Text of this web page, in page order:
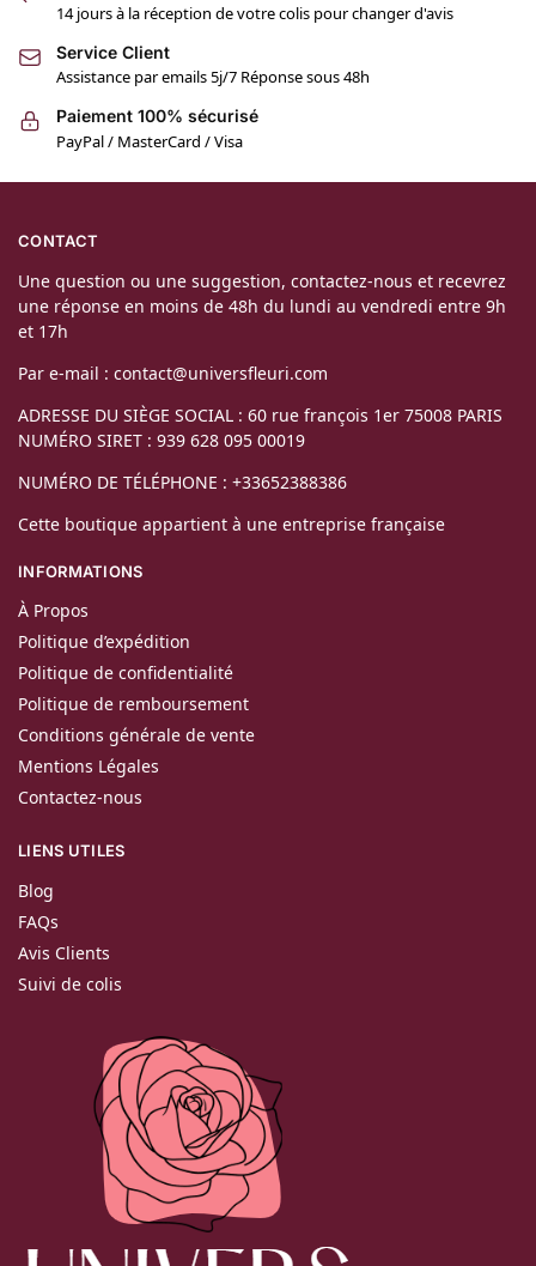
14 jours à la réception de votre colis pour changer d'avis
Service Client
Assistance par emails 5j/7 Réponse sous 48h
Paiement 100% sécurisé
PayPal / MasterCard / Visa
CONTACT
Une question ou une suggestion, contactez-nous et recevrez
une réponse en moins de 48h du lundi au vendredi entre 9h
et 17h
Par e-mail : contact@universfleuri.com
ADRESSE DU SIÈGE SOCIAL : 60 rue françois 1er 75008 PARIS
NUMÉRO SIRET : 939 628 095 00019
NUMÉRO DE TÉLÉPHONE : +33652388386
Cette boutique appartient à une entreprise française
INFORMATIONS
À Propos
Politique d’expédition
Politique de confidentialité
Politique de remboursement
Conditions générale de vente
Mentions Légales
Contactez-nous
LIENS UTILES
Blog
FAQs
Avis Clients
Suivi de colis